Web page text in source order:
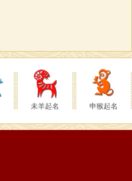
未羊起名 申猴起名